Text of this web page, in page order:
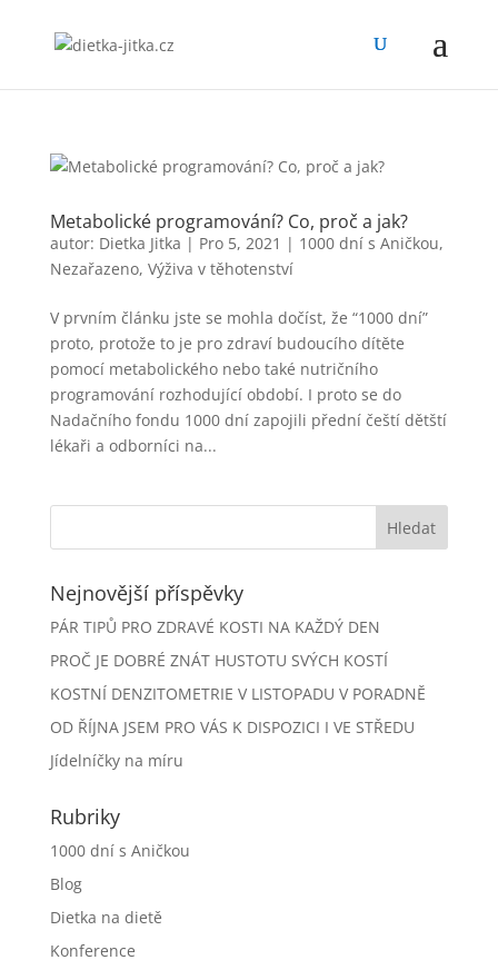
Metabolické programování? Co, proč a jak?
autor: Dietka Jitka | Pro 5, 2021 | 1000 dní s Aničkou,
Nezařazeno, Výživa v těhotenství
V prvním článku jste se mohla dočíst, že “1000 dní”
proto, protože to je pro zdraví budoucího dítěte
pomocí metabolického nebo také nutričního
programování rozhodující období. I proto se do
Nadačního fondu 1000 dní zapojili přední čeští dětští
lékaři a odborníci na...
Nejnovější příspěvky
PÁR TIPŮ PRO ZDRAVÉ KOSTI NA KAŽDÝ DEN
PROČ JE DOBRÉ ZNÁT HUSTOTU SVÝCH KOSTÍ
KOSTNÍ DENZITOMETRIE V LISTOPADU V PORADNĚ
OD ŘÍJNA JSEM PRO VÁS K DISPOZICI I VE STŘEDU
Jídelníčky na míru
Rubriky
1000 dní s Aničkou
Blog
Dietka na dietě
Konference